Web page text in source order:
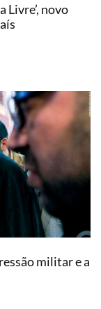
Livre’, novo
militar e a